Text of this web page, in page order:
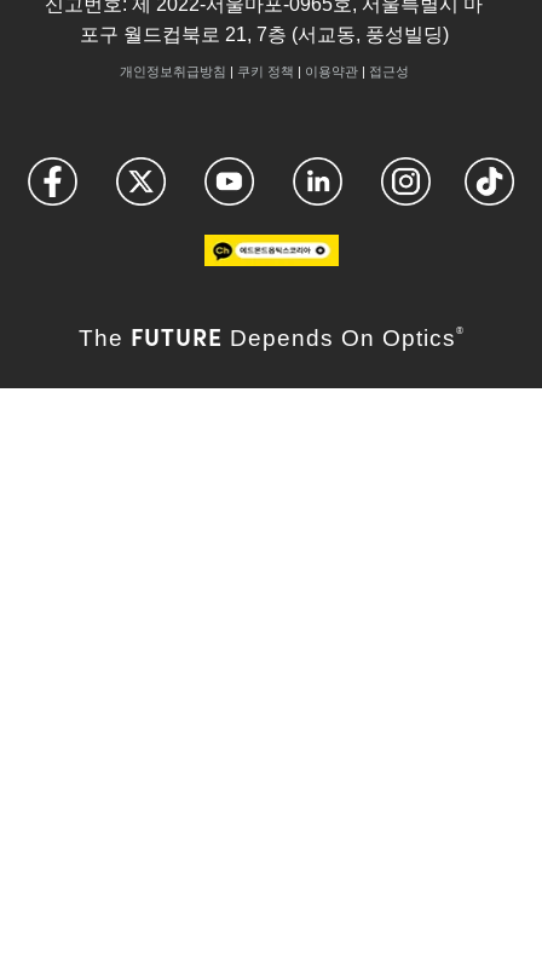
신고번호: 제 2022-서울마포-0965호, 서울특별시 마
포구 월드컵북로 21, 7층 (서교동, 풍성빌딩)
개인정보취급방침 | 쿠키 정책 | 이용약관| 접근성
The FUTURE Depends On Optics ®